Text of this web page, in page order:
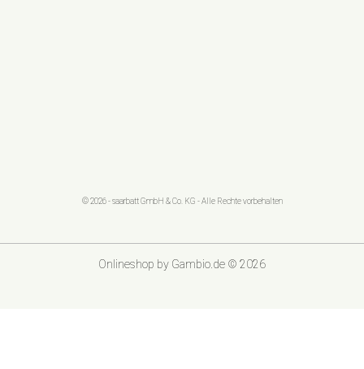
© 2026 - saarbatt GmbH & Co. KG - Alle Rechte vorbehalten
Onlineshop by Gambio.de © 2026